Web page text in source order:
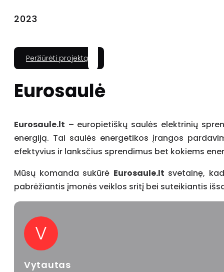
2023
Peržiūrėti projektą
Eurosaulė
Eurosaule.lt – europietiškų saulės elektrinių
energiją. Tai saulės energetikos įrangos
efektyvius ir lanksčius sprendimus bet kokiems
Mūsų komanda sukūrė Eurosaule.lt svetainę,
pabrėžiantis įmonės veiklos sritį bei suteikiantis
V
Vytautas